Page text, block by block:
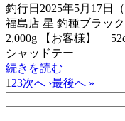
釣行日2025年5月17日
福島店 星 釣種ブラッ
2,000g 【お客様】
シャッドテー
続きを読む
1 23次へ ›最後へ »